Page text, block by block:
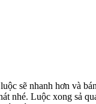
sẽ nhanh hơn và
nhé. Luộc xong sả